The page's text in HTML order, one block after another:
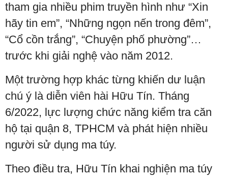
tham gia nhiều phim truyền hình như “Xin
hãy tin em”, “Những ngọn nến trong đêm”,
“Cổ cồn trắng”, “Chuyện phố phường”…
trước khi giải nghệ vào năm 2012.
Một trường hợp khác từng khiến dư luận
chú ý là diễn viên hài Hữu Tín. Tháng
6/2022, lực lượng chức năng kiểm tra căn
hộ tại quận 8, TPHCM và phát hiện nhiều
người sử dụng ma túy.
Theo điều tra, Hữu Tín khai nghiện ma túy